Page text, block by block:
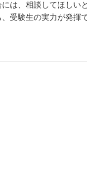
は、相談してほしい
受験生の実力が発揮